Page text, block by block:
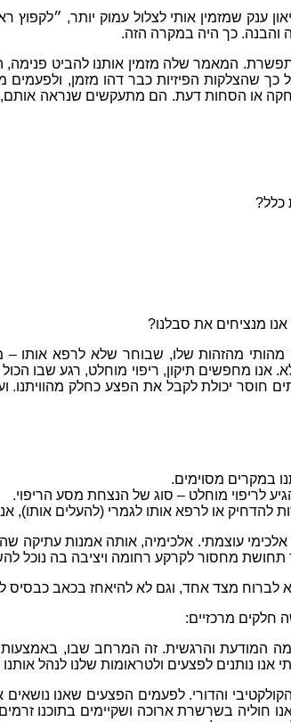
שמזמין אותי לצלול עמוק יותר, ״לקפוץ
והבנה. כך היה במקרה הזה.
. המאמר שלה מזמין אותנו להביט פנימה,
כך שהצלקות הפיזיות כבר דהו מזמן, ולפעמים
או הסחות דעת. הם מתעקשים שנראה אותם,
כלל?
אנו מנציחים את סבלנו?
מהזהות שלו, שבוחר שלא לרפא אותו –
.אנו מחפשים תיקון, ריפוי מוחלט, רגע שבו הכול
חוסר יכולת לקבל את הפצע כחלק מהוויתנו.
במקרים מסוימים.
לריפוי מוחלט – סוג של הנצחת מסע הריפוי.
להדחיק או לרפא אותו לגמרי (להעלים אותו),
עוצמתי. אלכימיה, אותה אמנות עתיקה
תחושת מחסור לקרקע רחומה ויציבה בה נוכל
לברוח מצד אחד, וגם לא להיאחז בכאב כבסיס
חלקים מרכזיים:
המודעת והרגשית. זה המרחב שבו,
אנו נותנים לפצעים ולטראומות שלנו לנהל
והדורי.לפעמים הפצעים שאנו נושאים
חוליה בשרשרת ארוכה ושקיימים בתוכנו זרמים